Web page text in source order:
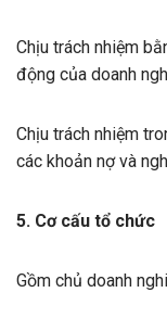
Chịu trách nhiệm
động của doanh
Chịu trách nhiệm
các khoản nợ và
5. Cơ cấu tổ chức
Gồm chủ doanh